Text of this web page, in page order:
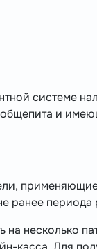
системе
и
ранее
на несколько